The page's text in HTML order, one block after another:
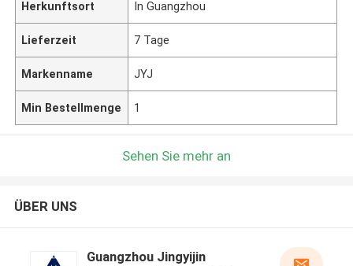
Herkunftsort In Guangzhou
Lieferzeit 7 Tage
Markenname JYJ
Min Bestellmenge 1
Sehen Sie mehr an
ÜBER UNS
Guangzhou Jingyijin